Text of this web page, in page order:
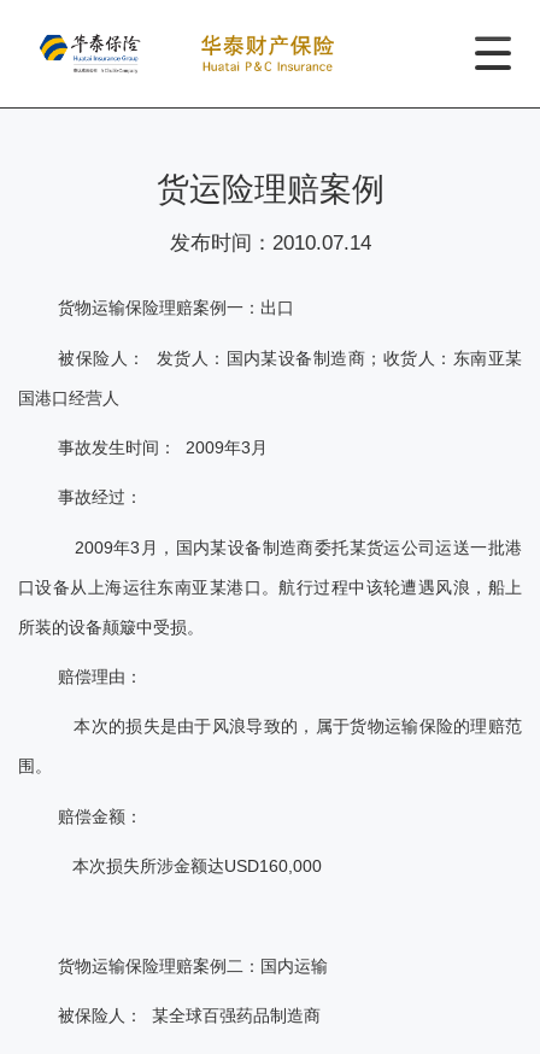
货运险理赔案例
发布时间： 2010.07.14
货物运输保险理赔案例一：出口
被保险人： 发货人：国内某设备制造商；收货人：东南亚某
国港口经营人
事故发生时间： 2009年3月
事故经过：
2009年3月，国内某设备制造商委托某货运公司运送一批港
口设备从上海运往东南亚某港口。航行过程中该轮遭遇风浪，船上
所装的设备颠簸中受损。
赔偿理由：
本次的损失是由于风浪导致的，属于货物运输保险的理赔范
围。
赔偿金额：
本次损失所涉金额达USD160,000
货物运输保险理赔案例二：国内运输
被保险人： 某全球百强药品制造商